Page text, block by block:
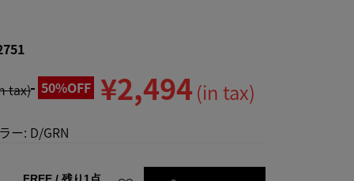
tax) 50%OFF ¥2,494 (in tax)
ー: D/GRN